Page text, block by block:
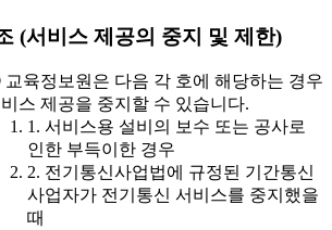
(서비스 제공의 중지 및 제한)
육정보원은 다음 각 호에 해당하는 경우
스 제공을 중지할 수 있습니다.
1. 서비스용 설비의 보수 또는 공사로
인한 부득이한 경우
2. 전기통신사업법에 규정된 기간통신
사업자가 전기통신 서비스를 중지했을
때